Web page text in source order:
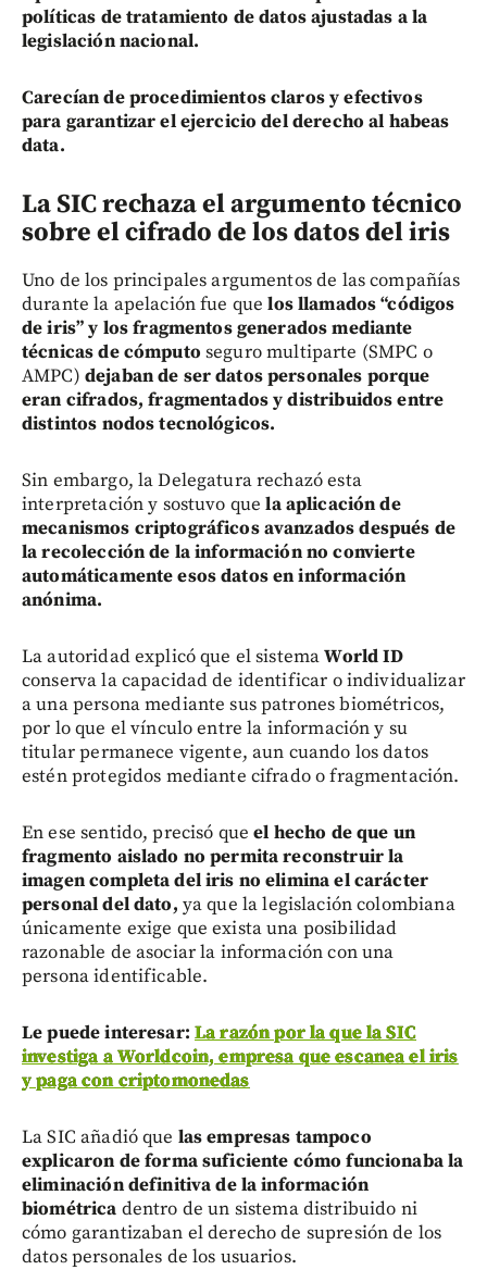
políticas de tratamiento de datos ajustadas a la
legislación nacional.
Carecían de procedimientos claros y efectivos
para garantizar el ejercicio del derecho al habeas
data.
La SIC rechaza el argumento técnico
sobre el cifrado de los datos del iris
Uno de los principales argumentos de las compañías
durante la apelación fue quelos llamados “códigos
de iris” y los fragmentos generados mediante
técnicas de cómputo seguro multiparte (SMPC o
AMPC) dejaban de ser datos personales porque
eran cifrados, fragmentados y distribuidos entre
distintos nodos tecnológicos.
Sin embargo, la Delegatura rechazó esta
interpretación y sostuvo quela aplicación de
mecanismos criptográficos avanzados después de
la recolección de la información no convierte
automáticamente esos datos en información
anónima.
La autoridad explicó que el sistemaWorld ID
conserva la capacidad de identificar o individualizar
a una persona mediante sus patrones biométricos,
por lo que el vínculo entre la información y su
titular permanece vigente, aun cuando los datos
estén protegidos mediante cifrado o fragmentación.
En ese sentido, precisó que el hecho de que un
fragmento aislado no permita reconstruir la
imagen completa del iris no elimina el carácter
personal del dato, ya que la legislación colombiana
únicamente exige que exista una posibilidad
razonable de asociar la información con una
persona identificable.
Le puede interesar: La razón por la que la SIC
investiga a Worldcoin, empresa que escanea el iris
y paga con criptomonedas
La SIC añadió que las empresas tampoco
explicaron de forma suficiente cómo funcionaba la
eliminación definitiva de la información
biométrica dentro de un sistema distribuido ni
cómo garantizaban el derecho de supresión de los
datos personales de los usuarios.